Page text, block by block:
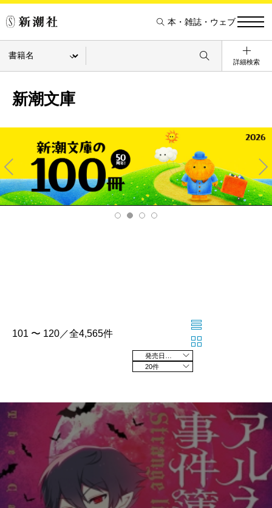
本・雑誌・ウェブ
詳細検索
新潮文庫
Pre
v
Ne
xt
101 〜 120／全4,565件
20件